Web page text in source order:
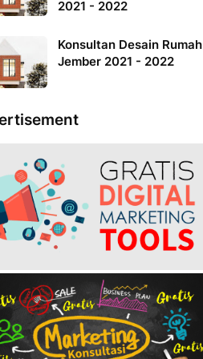
2021 - 2022
Konsultan Desain Rumah
Jember 2021 - 2022